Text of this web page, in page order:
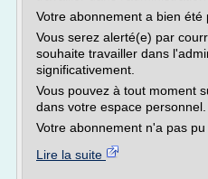
Votre abonnement a bien été
Vous serez alerté(e) par
souhaite travailler dans
significativement.
Vous pouvez à tout moment
dans votre espace personnel.
Votre abonnement n'a pas pu
Lire la suite